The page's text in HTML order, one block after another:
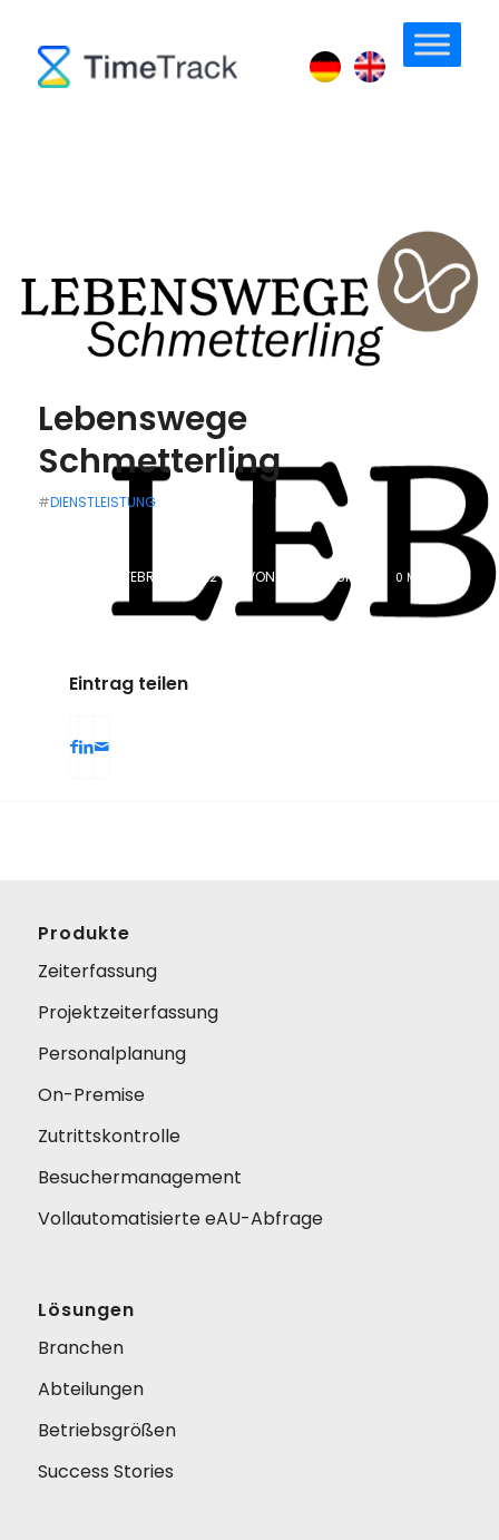
Lebenswege
Schmetterling
#DIENSTLEISTUNG
PUBLISHED: 1. FEBRUAR 2022 VON ANJA BOSIOK
0 MIN
Eintrag teilen
Produkte
Zeiterfassung
Projektzeiterfassung
Personalplanung
On-Premise
Zutrittskontrolle
Besuchermanagement
Vollautomatisierte eAU-Abfrage
Lösungen
Branchen
Abteilungen
Betriebsgrößen
Success Stories